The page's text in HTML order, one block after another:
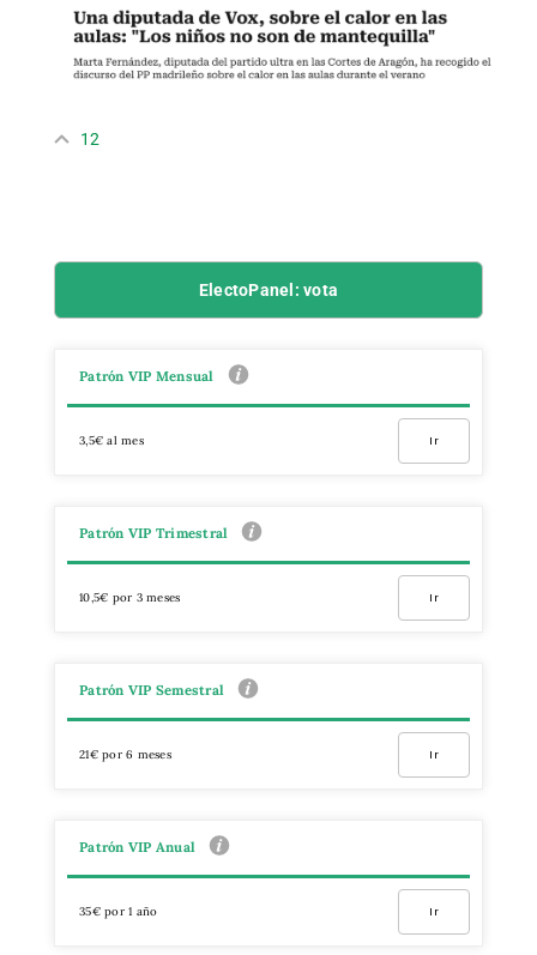
12
ElectoPanel: vota
Patrón VIP Mensual
3,5€ al mes Ir
Patrón VIP Trimestral
10,5€ por 3 meses Ir
Patrón VIP Semestral
21€ por 6 meses Ir
Patrón VIP Anual
35€ por 1 año Ir